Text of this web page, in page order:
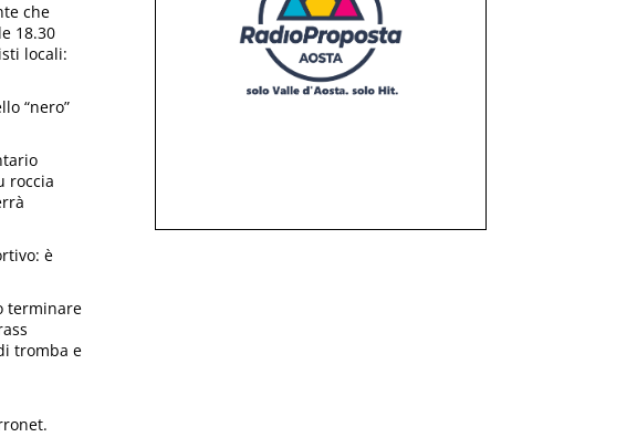
che
18.30
locali:
“nero”
roccia
è
terminare
tromba e